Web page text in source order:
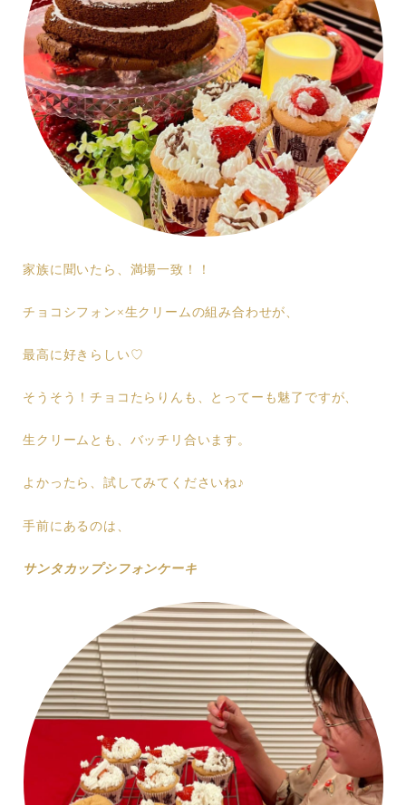
家族に聞いたら、満場一致！！
チョコシフォン×生クリームの組み合わせが、
最高に好きらしい♡
そうそう！チョコたらりんも、とってーも魅了ですが、
生クリームとも、バッチリ合います。
よかったら、試してみてくださいね♪
手前にあるのは、
サンタカップシフォンケーキ